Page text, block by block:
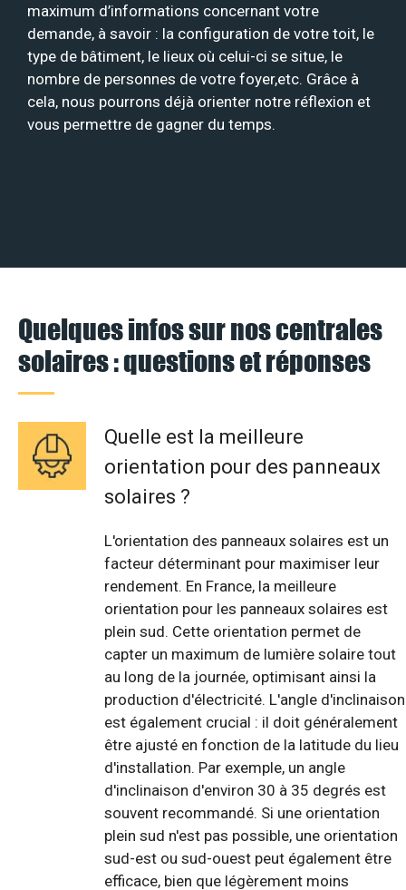
maximum d’informations concernant votre
demande, à savoir : la configuration de votre toit, le
type de bâtiment, le lieux où celui-ci se situe, le
nombre de personnes de votre foyer,etc. Grâce à
cela, nous pourrons déjà orienter notre réflexion et
vous permettre de gagner du temps.
Quelques infos sur nos centrales
solaires : questions et réponses
Quelle est la meilleure
orientation pour des panneaux
solaires ?
L'orientation des panneaux solaires est un
facteur déterminant pour maximiser leur
rendement. En France, la meilleure
orientation pour les panneaux solaires est
plein sud. Cette orientation permet de
capter un maximum de lumière solaire tout
au long de la journée, optimisant ainsi la
production d'électricité. L'angle d'inclinaison
est également crucial : il doit généralement
être ajusté en fonction de la latitude du lieu
d'installation. Par exemple, un angle
d'inclinaison d'environ 30 à 35 degrés est
souvent recommandé. Si une orientation
plein sud n'est pas possible, une orientation
sud-est ou sud-ouest peut également être
efficace, bien que légèrement moins